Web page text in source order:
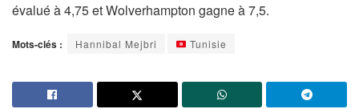
évalué à 4,75 et Wolverhampton gagne à 7,5.
Mots-clés : Hannibal Mejbri Tunisie